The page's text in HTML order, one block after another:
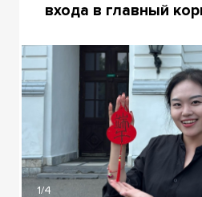
входа в главный
1/4